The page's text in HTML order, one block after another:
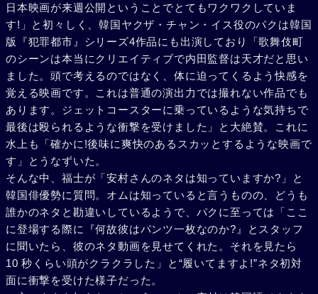
日本映画が来週公開ということでとてもワクワクしていま
す!」と初々しく、韓国ヤクザ・チャン・イス役のパクは韓国
版『犯罪都市』シリーズ4作品にも出演しており「歌舞伎町
のシーンは本当にクリエイティブで内田監督は天才だと思い
ました。頭で考えるのではなく、体に迫ってくるよう快感を
覚える映画です。これは普通の演出力では撮れない作品でも
あります。ジェットコースターに乗っているような気持ちで
最後は殴られるような衝撃を受けました」と大絶賛。これに
水上も「確かに!後味に爽快のあるスカッとするような映画で
す」とうなずいた。
そんな中、福士が「安村さんのネタは知っていますか?」と
韓国俳優勢に質問。オムは知っていると言うものの、どうも
誰かのネタと勘違いしているようで、パクに至っては「ここ
に登場する際に『何故彼はパンツ一枚なのか?』とスタッフ
に聞いたら、彼のネタ動画を見せてくれた。それを見たら
10 秒くらい頭がクラクラした」と“履いてますよ!”ネタ初対
面に衝撃を受けた様子だった。